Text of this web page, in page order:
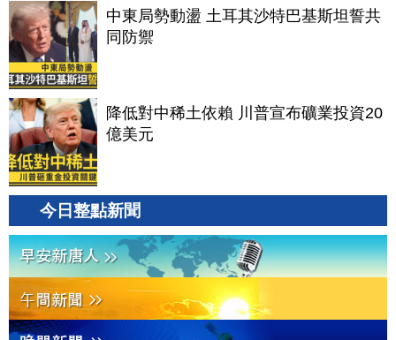
中東局勢動盪 土耳其沙特巴基斯坦誓共
同防禦
降低對中稀土依賴 川普宣布礦業投資20
億美元
今日整點新聞